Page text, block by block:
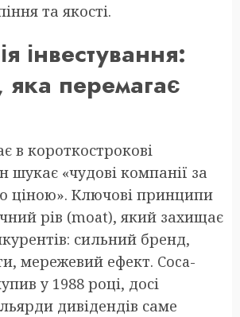
та якості.
інвестування:
яка перемагає
в короткострокові
шукає «чудові компанії за
ціною». Ключові принципи
рів (moat), який захищає
сильний бренд,
мережевий ефект. Coca-
у 1988 році, досі
дивідендів саме